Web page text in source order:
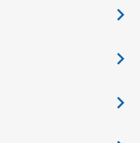
󰅂
󰅂
󰅂